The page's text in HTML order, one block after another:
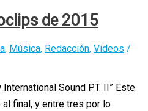
de 2015
, Música, Redacción, Videos /
International Sound PT. II” Este
final, y entre tres por lo